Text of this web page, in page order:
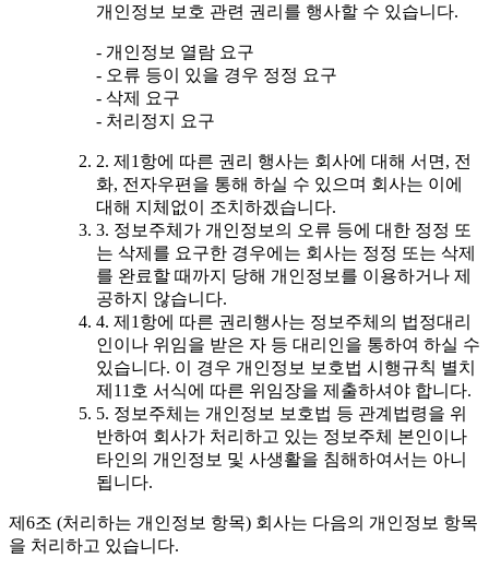
개인정보 보호 관련 권리를 행사할 수 있습니다.
- 개인정보 열람 요구
- 오류 등이 있을 경우 정정 요구
- 삭제 요구
- 처리정지 요구
2. 제1항에 따른 권리 행사는 회사에 대해 서면, 전
화, 전자우편을 통해 하실 수 있으며 회사는 이에
대해 지체없이 조치하겠습니다.
3. 정보주체가 개인정보의 오류 등에 대한 정정 또
는 삭제를 요구한 경우에는 회사는 정정 또는 삭제
를 완료할 때까지 당해 개인정보를 이용하거나 제
공하지 않습니다.
4. 제1항에 따른 권리행사는 정보주체의 법정대리
인이나 위임을 받은 자 등 대리인을 통하여 하실 수
있습니다. 이 경우 개인정보 보호법 시행규칙 별치
제11호 서식에 따른 위임장을 제출하셔야 합니다.
5. 정보주체는 개인정보 보호법 등 관계법령을 위
반하여 회사가 처리하고 있는 정보주체 본인이나
타인의 개인정보 및 사생활을 침해하여서는 아니
됩니다.
제6조 (처리하는 개인정보 항목) 회사는 다음의 개인정보 항목
을 처리하고 있습니다.